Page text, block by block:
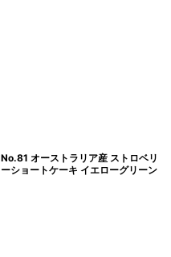
No.81 オーストラリア産 ストロベリ
ーショートケーキ イエローグリーン